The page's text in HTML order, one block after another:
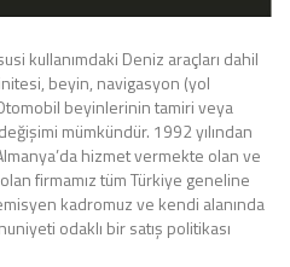
kullanımdaki Deniz araçları dahil
beyin, navigasyon (yol
beyinlerinin tamiri veya
mümkündür. 1992 yılından
hizmet vermekte olan ve
firmamız tüm Türkiye geneline
kadromuz ve kendi alanında
odaklı bir satış politikası